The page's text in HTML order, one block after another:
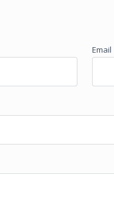
Email